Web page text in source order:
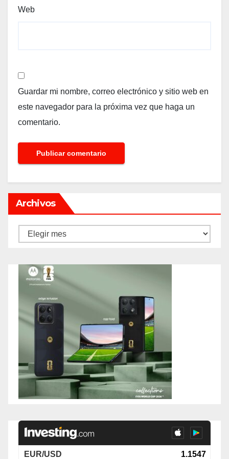
Web
Guardar mi nombre, correo electrónico y sitio web en
este navegador para la próxima vez que haga un
comentario.
Archivos
Archivos